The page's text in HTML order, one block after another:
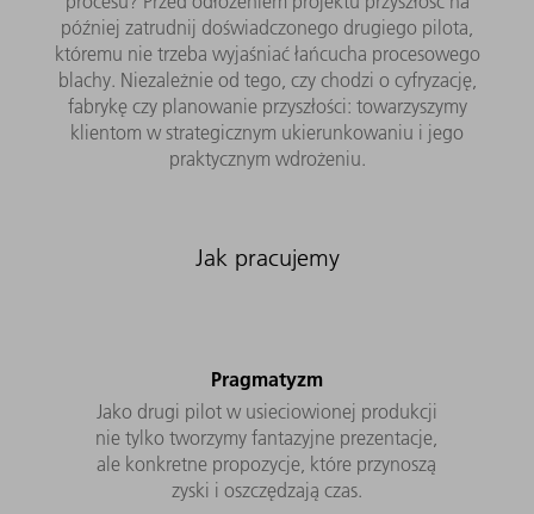
później zatrudnij doświadczonego drugiego pilota,
któremu nie trzeba wyjaśniać łańcucha procesowego
blachy. Niezależnie od tego, czy chodzi o cyfryzację,
fabrykę czy planowanie przyszłości: towarzyszymy
klientom w strategicznym ukierunkowaniu i jego
praktycznym wdrożeniu.
Jak pracujemy
Pragmatyzm
Jako drugi pilot w usieciowionej produkcji
nie tylko tworzymy fantazyjne prezentacje,
ale konkretne propozycje, które przynoszą
zyski i oszczędzają czas.